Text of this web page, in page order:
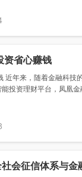
资省心赚钱
近年来，随着金融科技
投资理财平台，凤凰
会征信体系与金